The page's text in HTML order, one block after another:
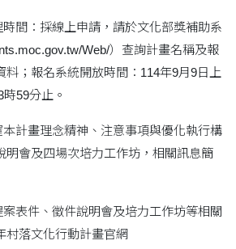
間：採線上申請，請於文化部獎補助系
Web/）查詢計畫名稱及報
料；報名系統開放時間：114年9月9日上
59分止。
計畫理念精神、注意事項與優化執行構
明會及四場次培力工作坊，相關訊息簡
表件、徵件說明會及培力工作坊等相關
村落文化行動計畫官網